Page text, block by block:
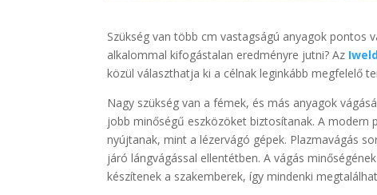
Szükség van több cm vastagságú anyagok pontos
alkalommal kifogástalan eredményre jutni? Az
közül választhatja ki a célnak leginkább megfelelő
Nagy szükség van a fémek, és más anyagok
jobb minőségű eszközöket biztosítanak. A
nyújtanak, mint a lézervágó gépek. Plazmavágás
járó lángvágással ellentétben. A vágás
készítenek a szakemberek, így mindenki